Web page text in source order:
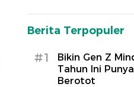
Berita Terpopuler
#1
Bikin Gen Z
Tahun Ini
Berotot